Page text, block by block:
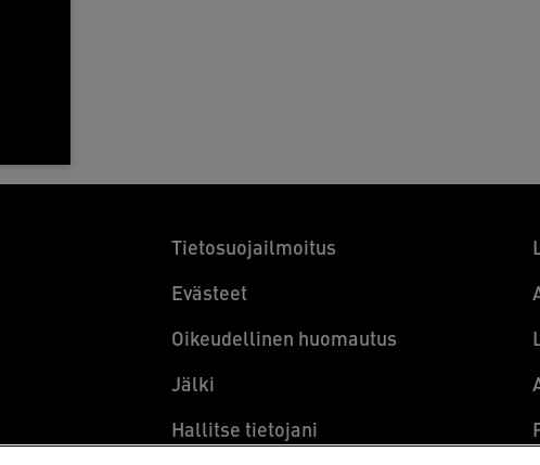
Tietosuojailmoitus
Evästeet
Oikeudellinen huomautus
Jälki
Hallitse tietojani